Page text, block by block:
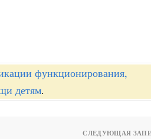
функционирования,
детям.
СЛЕДУЮЩАЯ